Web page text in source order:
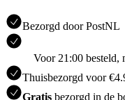
Bezorgd door PostNL
Voor 21:00 besteld,
Thuisbezorgd voor
Gratis bezorgd in de